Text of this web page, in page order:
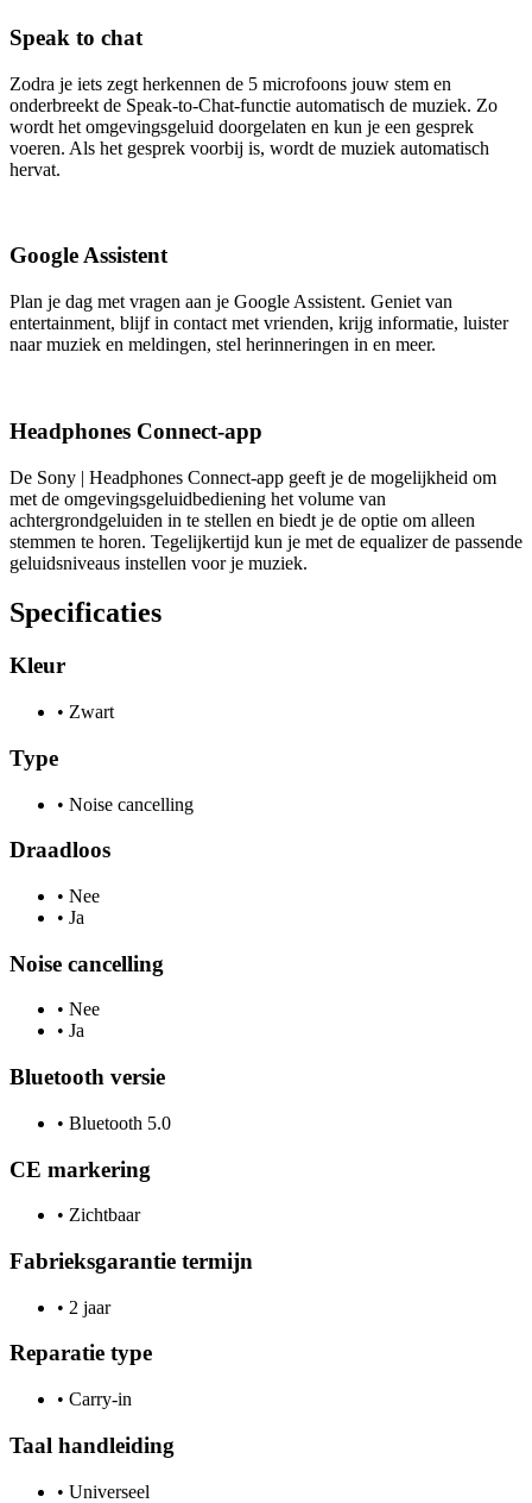
Speak to chat
Zodra je iets zegt herkennen de 5 microfoons jouw stem en
onderbreekt de Speak-to-Chat-functie automatisch de muziek. Zo
wordt het omgevingsgeluid doorgelaten en kun je een gesprek
voeren. Als het gesprek voorbij is, wordt de muziek automatisch
hervat.
Google Assistent
Plan je dag met vragen aan je Google Assistent. Geniet van
entertainment, blijf in contact met vrienden, krijg informatie, luister
naar muziek en meldingen, stel herinneringen in en meer.
Headphones Connect-app
De Sony | Headphones Connect-app geeft je de mogelijkheid om
met de omgevingsgeluidbediening het volume van
achtergrondgeluiden in te stellen en biedt je de optie om alleen
stemmen te horen. Tegelijkertijd kun je met de equalizer de passende
geluidsniveaus instellen voor je muziek.
Specificaties
Kleur
• Zwart
Type
• Noise cancelling
Draadloos
• Nee
• Ja
Noise cancelling
• Nee
• Ja
Bluetooth versie
• Bluetooth 5.0
CE markering
• Zichtbaar
Fabrieksgarantie termijn
• 2 jaar
Reparatie type
• Carry-in
Taal handleiding
• Universeel